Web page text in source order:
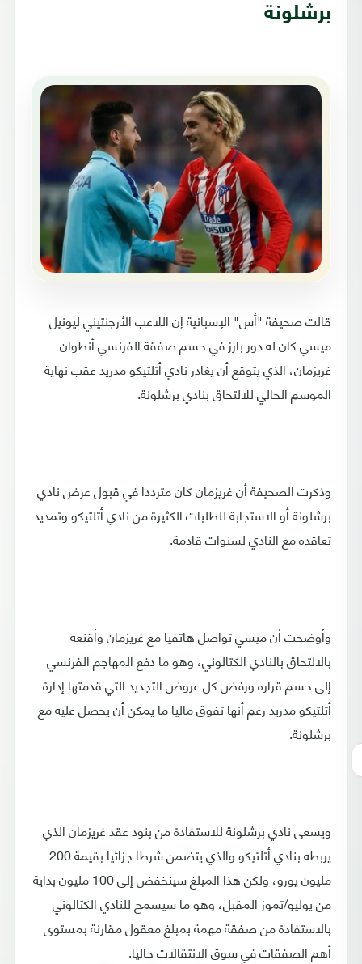
برشلونة
قالت صحيفة "أس" الإسبانية إن اللاعب الأرجنتيني ليونيل
ميسي كان له دور بارز في حسم صفقة الفرنسي أنطوان
غريزمان، الذي يتوقع أن يغادر نادي أتلتيكو مدريد عقب نهاية
الموسم الحالي للالتحاق بنادي برشلونة.
وذكرت الصحيفة أن غريزمان كان مترددا في قبول عرض نادي
برشلونة أو الاستجابة للطلبات الكثيرة من نادي أتلتيكو وتمديد
تعاقده مع النادي لسنوات قادمة.
وأوضحت أن ميسي تواصل هاتفيا مع غريزمان وأقنعه
بالالتحاق بالنادي الكتالوني، وهو ما دفع المهاجم الفرنسي
إلى حسم قراره ورفض كل عروض التجديد التي قدمتها إدارة
أتلتيكو مدريد رغم أنها تفوق ماليا ما يمكن أن يحصل عليه مع
برشلونة.
ويسعى نادي برشلونة للاستفادة من بنود عقد غريزمان الذي
يربطه بنادي أتلتيكو والذي يتضمن شرطا جزائيا بقيمة 200
مليون يورو، ولكن هذا المبلغ سينخفض إلى 100 مليون بداية
من يوليو/تموز المقبل، وهو ما سيسمح للنادي الكتالوني
بالاستفادة من صفقة مهمة بمبلغ معقول مقارنة بمستوى
أهم الصفقات في سوق الانتقالات حاليا.